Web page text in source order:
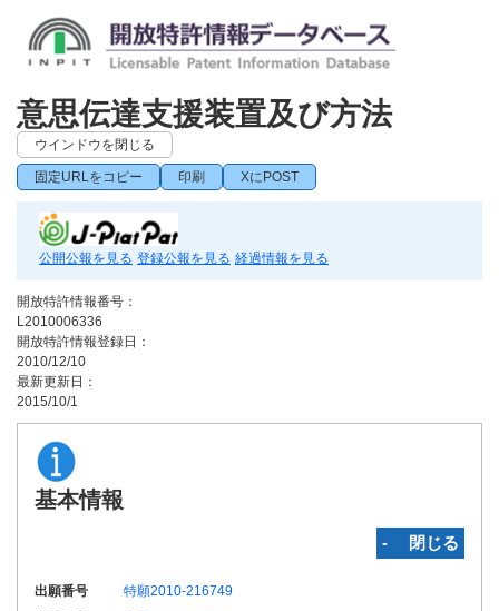
意思伝達支援装置及び方法
ウインドウを閉じる
固定URLをコピー 印刷 XにPOST
公開公報を見る 登録公報を見る 経過情報を見る
開放特許情報番号：
L2010006336
開放特許情報登録日：
2010/12/10
最新更新日：
2015/10/1
基本情報
‐ 閉じる
出願番号
特願2010-216749